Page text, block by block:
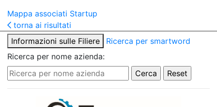
Mappa associati Startup
torna ai risultati
Informazioni sulle Filiere
Ricerca per smartword
Ricerca per nome azienda: